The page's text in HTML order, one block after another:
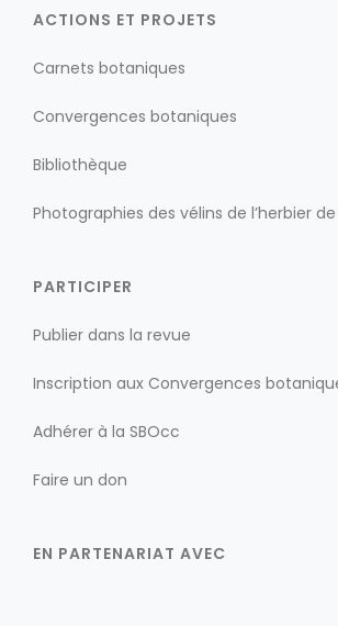
ACTIONS ET PROJETS
Carnets botaniques
Convergences botaniques
Bibliothèque
Photographies des vélins de l’herbier
PARTICIPER
Publier dans la revue
Inscription aux Convergences
Adhérer à la SBOcc
Faire un don
EN PARTENARIAT AVEC